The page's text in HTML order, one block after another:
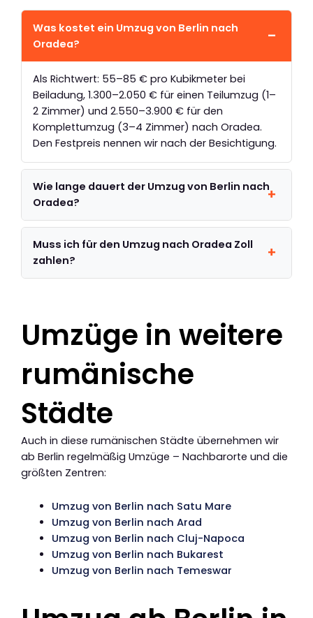
Was kostet ein Umzug von Berlin nach
Oradea?
Als Richtwert: 55–85 € pro Kubikmeter bei
Beiladung, 1.300–2.050 € für einen Teilumzug (1–
2 Zimmer) und 2.550–3.900 € für den
Komplettumzug (3–4 Zimmer) nach Oradea.
Den Festpreis nennen wir nach der Besichtigung.
Wie lange dauert der Umzug von Berlin nach
Oradea?
Muss ich für den Umzug nach Oradea Zoll
zahlen?
Umzüge in weitere
rumänische
Städte
Auch in diese rumänischen Städte übernehmen wir
ab Berlin regelmäßig Umzüge – Nachbarorte und die
größten Zentren:
Umzug von Berlin nach Satu Mare
Umzug von Berlin nach Arad
Umzug von Berlin nach Cluj-Napoca
Umzug von Berlin nach Bukarest
Umzug von Berlin nach Temeswar